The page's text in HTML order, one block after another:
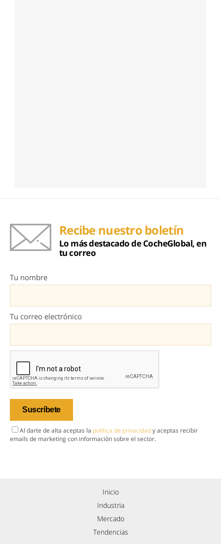
Recibe nuestro boletín
Lo más destacado de CocheGlobal, en
tu correo
Tu nombre
Tu correo electrónico
Al darte de alta aceptas la política de privacidady aceptas recibir
emails de marketing con información sobre el sector.
Inicio
Industria
Mercado
Tendencias